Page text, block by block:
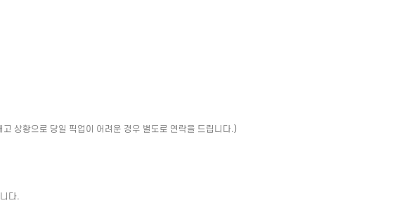
상황으로 당일 픽업이 어려운 경우 별도로 연락을 드립니다.)
다.